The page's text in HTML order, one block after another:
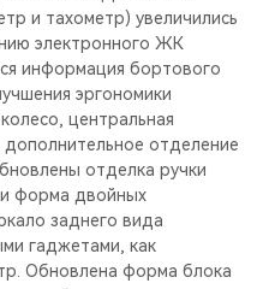
и тахометр) увеличились
электронного ЖК
информация бортового
эргономики
центральная
отделение
отделка ручки
форма двойных
заднего вида
гаджетами, как
Обновлена форма блока